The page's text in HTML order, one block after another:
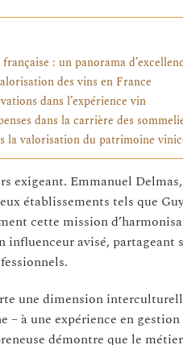
: un panorama
des vins en France
dans l’expérience vin
dans la carrière des
la valorisation du patrimoine
exigeant. Emmanuel
établissements tels que
cette mission
avisé,
une dimension
à une expérience en
démontre que le